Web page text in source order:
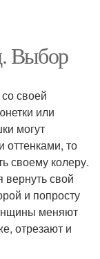
Выбор
своей
или
могут
оттенками, то
своему колеру.
вернуть свой
и попросту
меняют
отрезают и